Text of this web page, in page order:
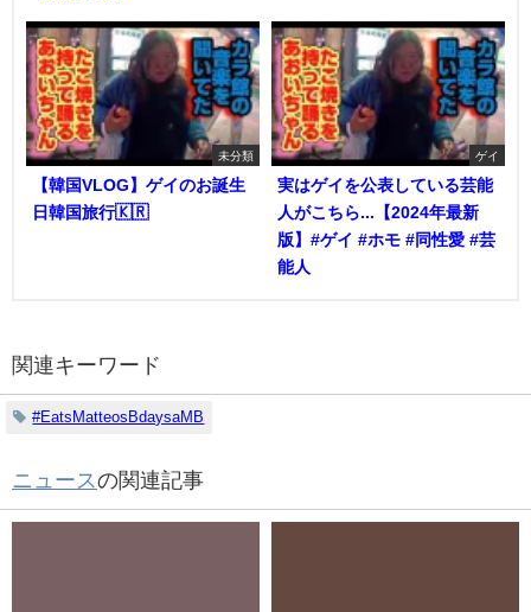
未分類
【韓国VLOG】ゲイのお誕生
日韓国旅行🇰🇷
ゲイ
実はゲイを公表している芸能
人がこちら...【2024年最新
版】#ゲイ #ホモ #同性愛 #芸
能人
関連キーワード
#EatsMatteosBdaysaMB
ニュースの関連記事